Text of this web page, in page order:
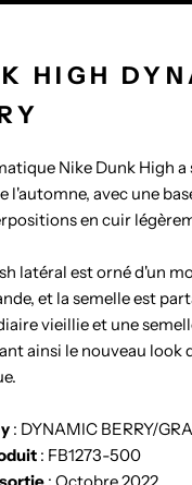
HIGH
Nike Dunk High
l'automne, avec une
en cuir
latéral est orné d'un
et la semelle est
vieillie et une
ainsi le nouveau look
: DYNAMIC BERRY/
: FB1273-500